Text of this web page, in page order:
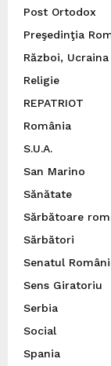
Post Ortodox
Preşedinţia
Război, Ucraina
Religie
REPATRIOT
România
S.U.A.
San Marino
Sănătate
Sărbătoare
Sărbători
Senatul
Sens Giratoriu
Serbia
Social
Spania